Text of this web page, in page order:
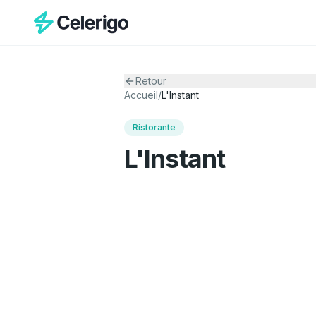
Retour
Accueil/L'Instant
Ristorante
L'Instant